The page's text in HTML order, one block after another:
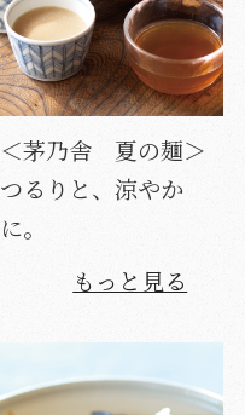
＜茅乃舎 夏の麺＞
つるりと、涼やか
に。
もっと見る